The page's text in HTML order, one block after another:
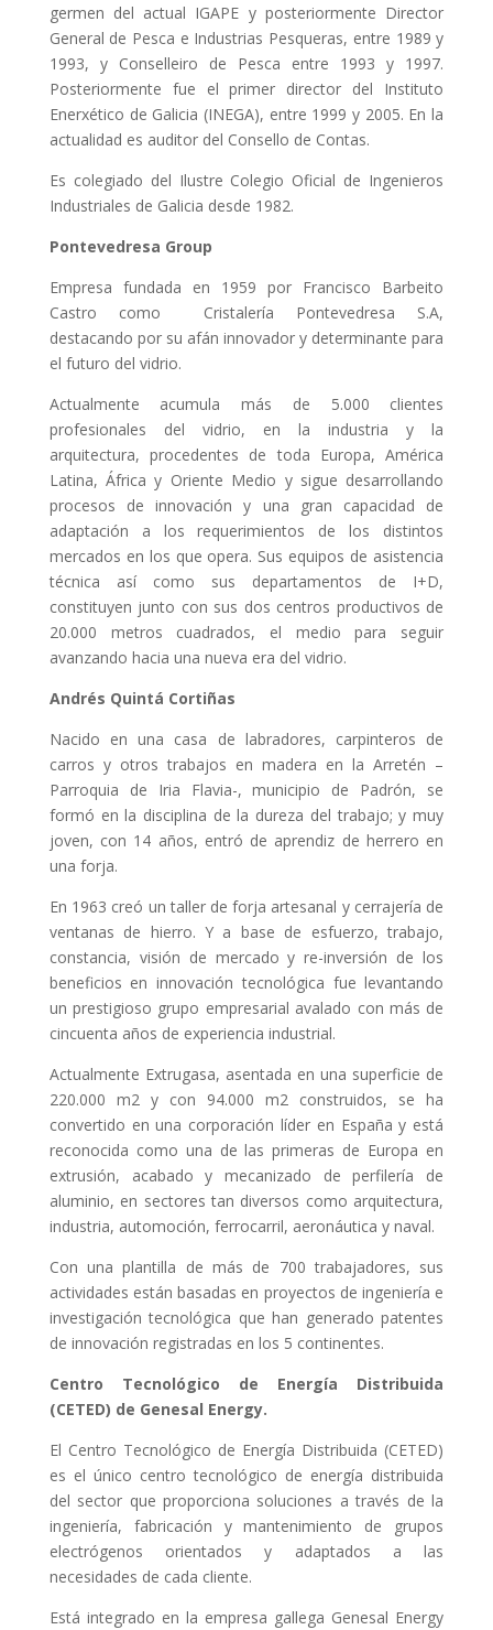
germen del actual IGAPE y posteriormente Director
General de Pesca e Industrias Pesqueras, entre 1989 y
1993, y Conselleiro de Pesca entre 1993 y 1997.
Posteriormente fue el primer director del Instituto
Enerxético de Galicia (INEGA), entre 1999 y 2005. En la
actualidad es auditor del Consello de Contas.
Es colegiado del Ilustre Colegio Oficial de Ingenieros
Industriales de Galicia desde 1982.
Pontevedresa Group
Empresa fundada en 1959 por Francisco Barbeito
Castro como Cristalería Pontevedresa S.A,
destacando por su afán innovador y determinante para
el futuro del vidrio.
Actualmente acumula más de 5.000 clientes
profesionales del vidrio, en la industria y la
arquitectura, procedentes de toda Europa, América
Latina, África y Oriente Medio y sigue desarrollando
procesos de innovación y una gran capacidad de
adaptación a los requerimientos de los distintos
mercados en los que opera. Sus equipos de asistencia
técnica así como sus departamentos de I+D,
constituyen junto con sus dos centros productivos de
20.000 metros cuadrados, el medio para seguir
avanzando hacia una nueva era del vidrio.
Andrés Quintá Cortiñas
Nacido en una casa de labradores, carpinteros de
carros y otros trabajos en madera en la Arretén –
Parroquia de Iria Flavia-, municipio de Padrón, se
formó en la disciplina de la dureza del trabajo; y muy
joven, con 14 años, entró de aprendiz de herrero en
una forja.
En 1963 creó un taller de forja artesanal y cerrajería de
ventanas de hierro. Y a base de esfuerzo, trabajo,
constancia, visión de mercado y re-inversión de los
beneficios en innovación tecnológica fue levantando
un prestigioso grupo empresarial avalado con más de
cincuenta años de experiencia industrial.
Actualmente Extrugasa, asentada en una superficie de
220.000 m2 y con 94.000 m2 construidos, se ha
convertido en una corporación líder en España y está
reconocida como una de las primeras de Europa en
extrusión, acabado y mecanizado de perfilería de
aluminio, en sectores tan diversos como arquitectura,
industria, automoción, ferrocarril, aeronáutica y naval.
Con una plantilla de más de 700 trabajadores, sus
actividades están basadas en proyectos de ingeniería e
investigación tecnológica que han generado patentes
de innovación registradas en los 5 continentes.
Centro Tecnológico de Energía Distribuida
(CETED) de Genesal Energy.
El Centro Tecnológico de Energía Distribuida (CETED)
es el único centro tecnológico de energía distribuida
del sector que proporciona soluciones a través de la
ingeniería, fabricación y mantenimiento de grupos
electrógenos orientados y adaptados a las
necesidades de cada cliente.
Está integrado en la empresa gallega Genesal Energy